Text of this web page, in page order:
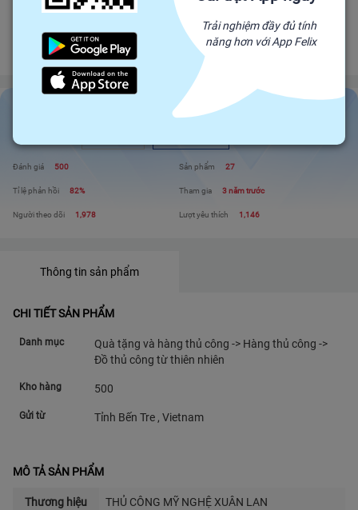
HỘ KINH DOANH PHẠM THỊ XUÂN LAN - THỦ CÔNG MỸ NGHỆ
Đối tác trực tiếp của Felix, mang sản phẩm trực tiếp từ nhà sản xuất để đến
với người tiêu dùng. Giá cả cạnh tranh - Chất lượng tuyệt đối
HỘ KINH DOANH PHẠM THỊ XUÂN LAN - THỦ...
Đánh giá 500 Sản phẩm 27
Tỉ lệ phản hồi 82% Tham gia 3 năm trước
Người theo dõi 1,978 Lượt yêu thích 1,146
Thông tin sản phẩm
CHI TIẾT SẢN PHẨM
Danh mục
Quà tặng và hàng thủ công -> Hàng thủ công ->
Đồ thủ công từ thiên nhiên
Kho hàng 500
Gửi từ Tỉnh Bến Tre , Vietnam
MÔ TẢ SẢN PHẨM
Thương hiệu THỦ CÔNG MỸ NGHỆ XUÂN LAN
Trải nghiệm đầy đủ tính
năng hơn với App Felix